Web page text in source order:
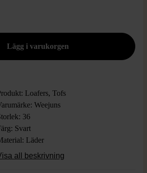
Loafers, Tofs
Weejuns
36
Svart
Läder
Mycket Gott Skick, Lite slitage på
all beskrivning